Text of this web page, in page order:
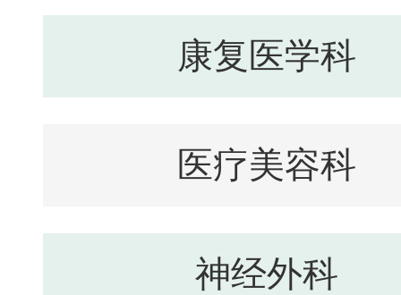
康复医学科
医疗美容科
神经外科